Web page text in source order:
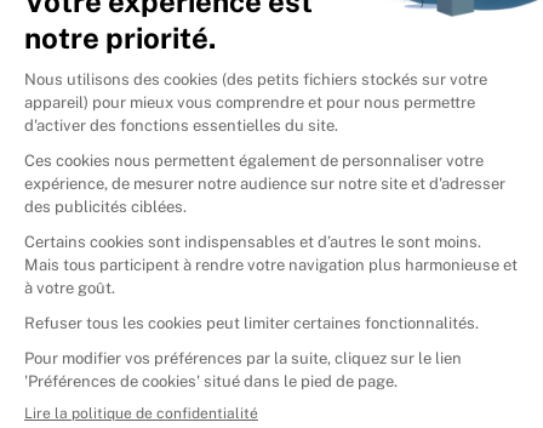
🇪🇸Espagne
🇩🇪Allemagne
🇮🇹 Italie